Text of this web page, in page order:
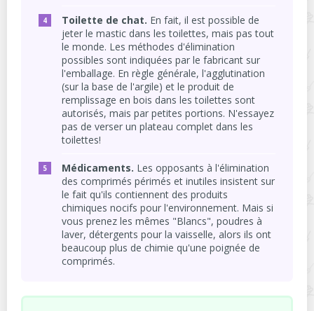
Toilette de chat. En fait, il est possible de
jeter le mastic dans les toilettes, mais pas tout
le monde. Les méthodes d'élimination
possibles sont indiquées par le fabricant sur
l'emballage. En règle générale, l'agglutination
(sur la base de l'argile) et le produit de
remplissage en bois dans les toilettes sont
autorisés, mais par petites portions. N'essayez
pas de verser un plateau complet dans les
toilettes!
Médicaments. Les opposants à l'élimination
des comprimés périmés et inutiles insistent sur
le fait qu'ils contiennent des produits
chimiques nocifs pour l'environnement. Mais si
vous prenez les mêmes "Blancs", poudres à
laver, détergents pour la vaisselle, alors ils ont
beaucoup plus de chimie qu'une poignée de
comprimés.